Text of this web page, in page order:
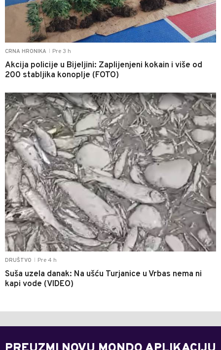
CRNA HRONIKA Pre 3 h
Akcija policije u Bijeljini: Zaplijenjeni kokain i više od
200 stabljika konoplje (FOTO)
DRUŠTVO Pre 4 h
Suša uzela danak: Na ušću Turjanice u Vrbas nema ni
kapi vode (VIDEO)
1